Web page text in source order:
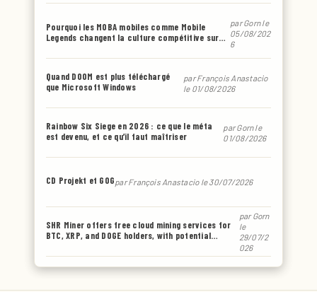
Pourquoi les MOBA mobiles comme Mobile
Legends changent la culture compétitive sur
parGornle
05/08/202
6
Quand DOOM est plus téléchargé
que Microsoft Windows
parFrançois Anastacio
le 01/08/2026
Rainbow Six Siege en 2026 : ce que le méta
est devenu, et ce qu’il faut maîtriser
parGornle
01/08/2026
CD Projekt et GOGparFrançois Anastaciole 30/07/2026
SHR Miner offers free cloud mining services for
BTC, XRP, and DOGE holders, with potential
parGorn
le
29/07/2
026